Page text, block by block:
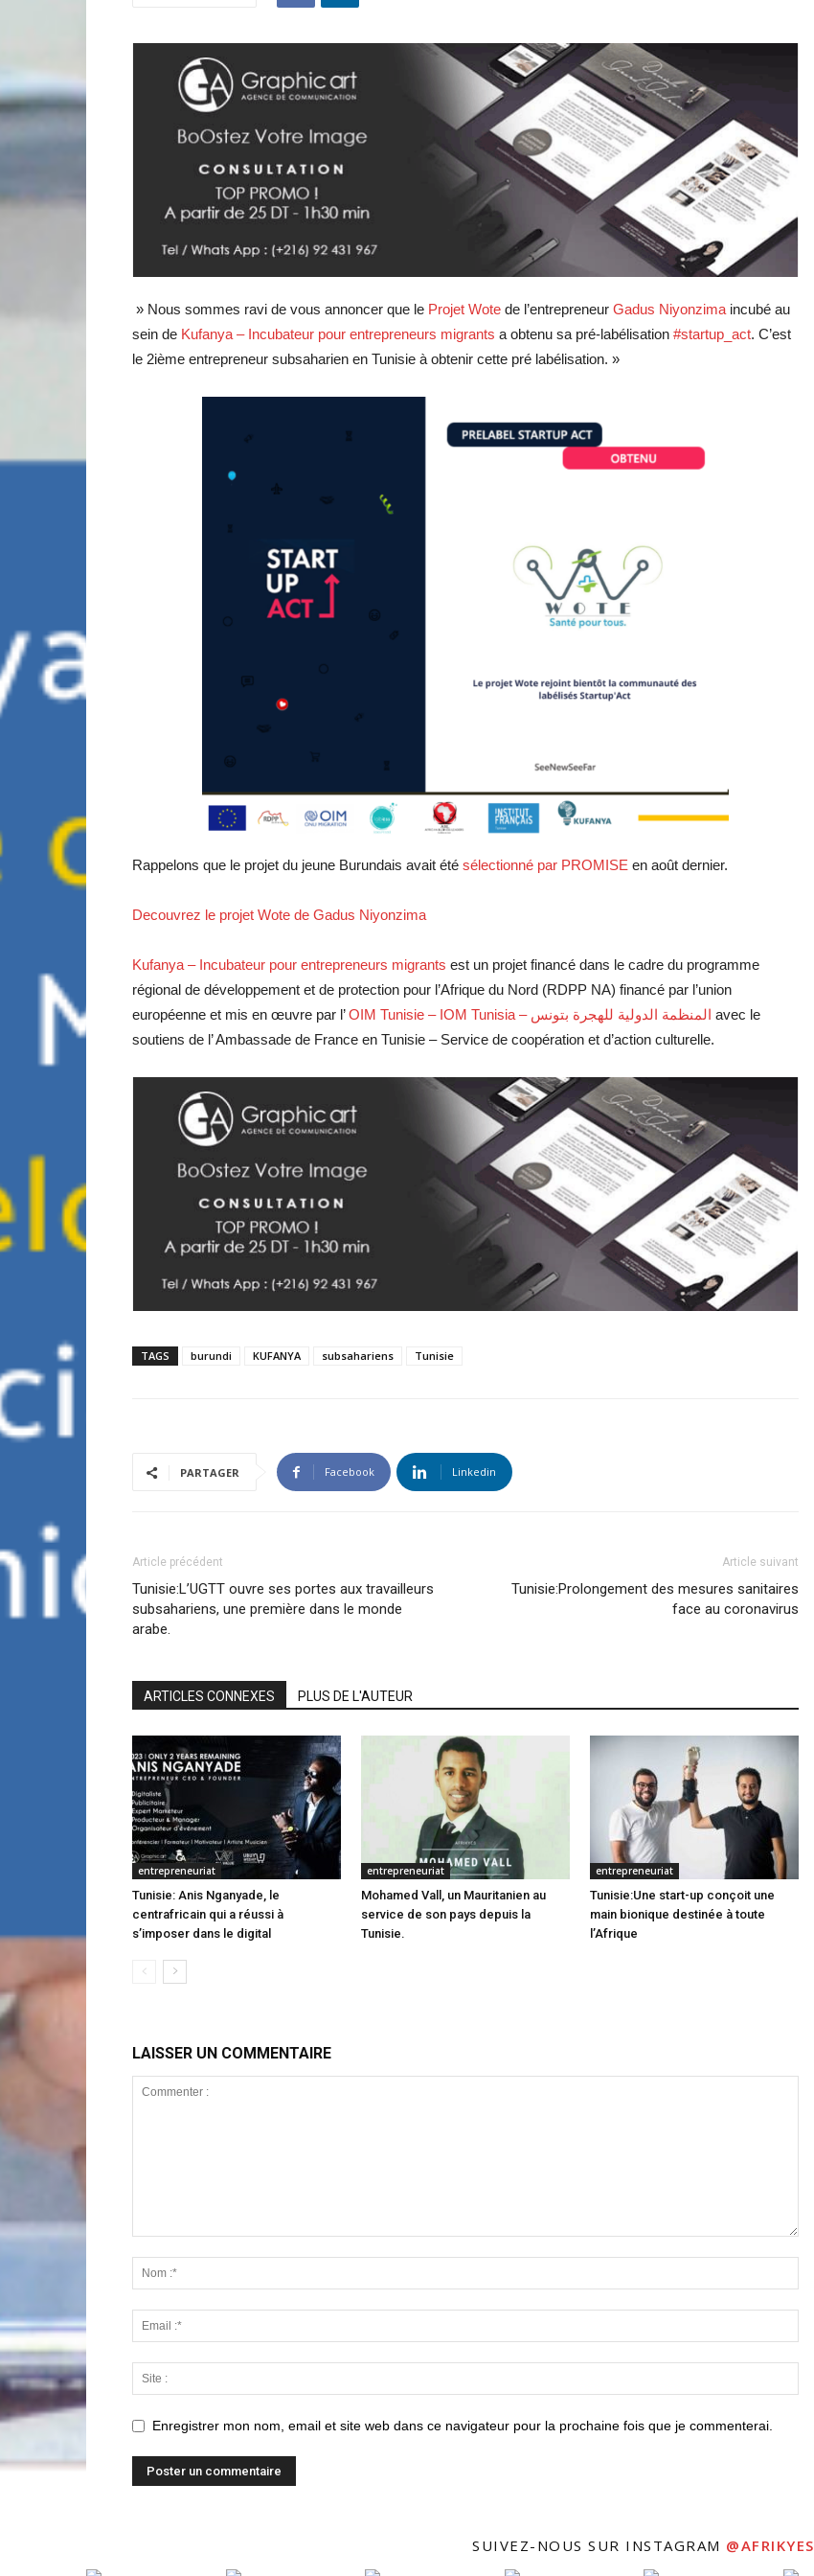
» Nous sommes ravi de vous annoncer que le Projet Wote de l’entrepreneur Gadus Niyonzima incubé au
sein de Kufanya – Incubateur pour entrepreneurs migrants a obtenu sa pré-labélisation #startup_act. C’est
le 2ième entrepreneur subsaharien en Tunisie à obtenir cette pré labélisation. »
Rappelons que le projet du jeune Burundais avait été sélectionné par PROMISE en août dernier.
Decouvrez le projet Wote de Gadus Niyonzima
Kufanya – Incubateur pour entrepreneurs migrants est un projet financé dans le cadre du programme
régional de développement et de protection pour l’Afrique du Nord (RDPP NA) financé par l’union
européenne et mis en œuvre par l’
OIM Tunisie – IOM Tunisia – المنظمة الدولية للهجرة بتونس avec le
soutiens de l’ Ambassade de France en Tunisie – Service de coopération et d’action culturelle.
TAGS burundi KUFANYA subsahariens Tunisie
PARTAGER Facebook Linkedin
Article précédent
Tunisie:L’UGTT ouvre ses portes aux travailleurs
subsahariens, une première dans le monde
arabe.
Article suivant
Tunisie:Prolongement des mesures sanitaires
face au coronavirus
ARTICLES CONNEXES PLUS DE L'AUTEUR
entrepreneuriat
Tunisie: Anis Nganyade, le
centrafricain qui a réussi à
s’imposer dans le digital
entrepreneuriat
Mohamed Vall, un Mauritanien au
service de son pays depuis la
Tunisie.
entrepreneuriat
Tunisie:Une start-up conçoit une
main bionique destinée à toute
l’Afrique
LAISSER UN COMMENTAIRE
Enregistrer mon nom, email et site web dans ce navigateur pour la prochaine fois que je commenterai.
SUIVEZ-NOUS SUR INSTAGRAM @AFRIKYES